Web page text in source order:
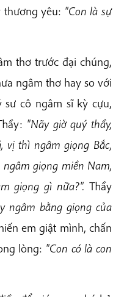
yêu: "Con là sự
thơ trước đại chúng,
ngâm thơ hay so với
cô ngâm sĩ kỳ cựu,
"Nãy giờquý thầy,
vịthì ngâm giọng Bắc,
ngâmgiọng miền Nam,
giọng gì nữa?". Thầy
ngâm bằng giọng của
em giật mình, chấn
lòng: "Con có là con